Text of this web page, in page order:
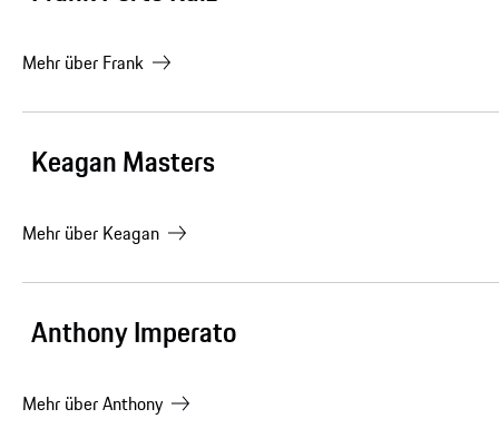
Mehr über Frank
Keagan Masters
Mehr über Keagan
Anthony Imperato
Mehr überAnthony